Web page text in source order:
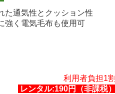
た通気性とクッション性
強く電気毛布も使用可
利用者負担1割
レンタル:190円（非課税）